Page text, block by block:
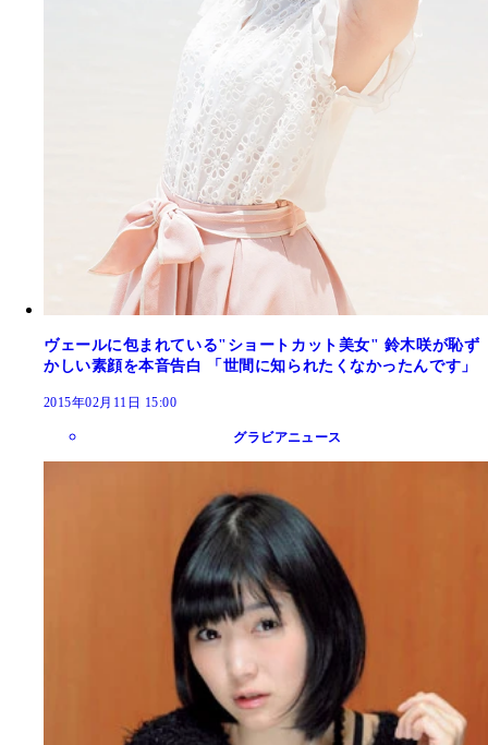
ヴェールに包まれている"ショートカット美女" 鈴木咲が恥ず
かしい素顔を本音告白 「世間に知られたくなかったんです」
2015年02月11日 15:00
グラビアニュース